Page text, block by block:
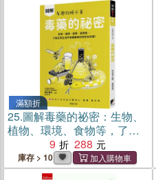
滿額折
25.圖解毒藥的祕密：生物、
植物、環境、食物等，了解
日常生活中各種毒物的特性
及影響！
9 288
庫存 > 10